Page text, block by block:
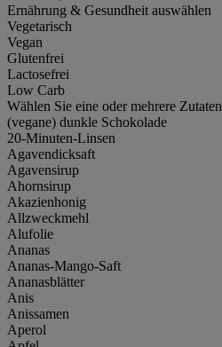
Ernährung & Gesundheit auswählen
Vegetarisch
Vegan
Glutenfrei
Lactosefrei
Low Carb
Wählen Sie eine oder mehrere Zutaten
(vegane) dunkle Schokolade
20-Minuten-Linsen
Agavendicksaft
Agavensirup
Ahornsirup
Akazienhonig
Allzweckmehl
Alufolie
Ananas
Ananas-Mango-Saft
Ananasblätter
Anis
Anissamen
Aperol